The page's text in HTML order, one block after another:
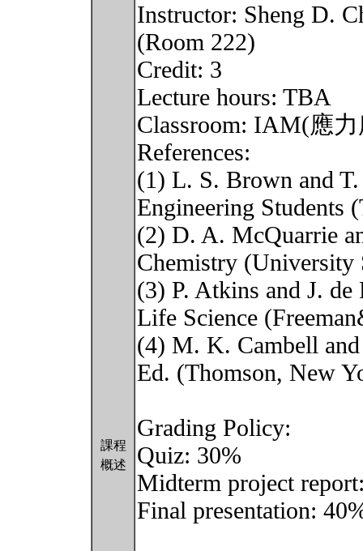
課程
概述
Instructor: Sheng D.
(Room 222)
Credit: 3
Lecture hours: TBA
Classroom: IAM(應
References:
(1) L. S. Brown and
Engineering Students
(2) D. A. McQuarrie
Chemistry (University
(3) P. Atkins and J.
Life Science
(4) M. K. Cambell
Ed. (Thomson, New
Grading Policy:
Quiz: 30%
Midterm project
Final presentation: